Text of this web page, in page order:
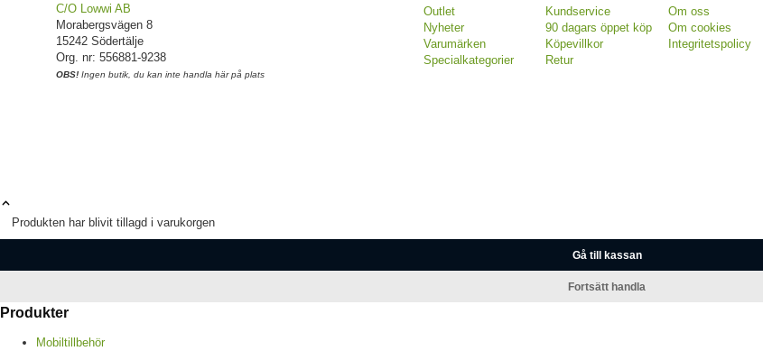
C/O Lowwi AB
Morabergsvägen 8
15242 Södertälje
Org. nr: 556881-9238
OBS! Ingen butik, du kan inte handla här på plats
Outlet
Nyheter
Varumärken
Specialkategorier
Kundservice
90 dagars öppet köp
Köpevillkor
Retur
Om oss
Om cookies
Integritetspolicy
Produkten har blivit tillagd i varukorgen
Gå till kassan
Fortsätt handla
Produkter
Mobiltillbehör